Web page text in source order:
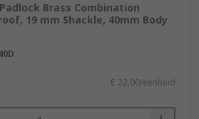
Brass Combination
19 mm Shackle, 40mm Body
€ 22,00/eenheid